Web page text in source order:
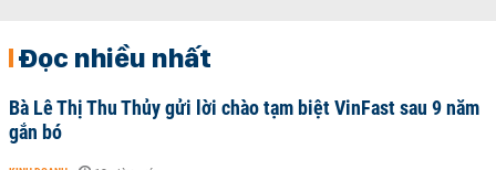
Đọc nhiều nhất
Bà Lê Thị Thu Thủy gửi lời chào tạm biệt VinFast sau 9 năm
gắn bó